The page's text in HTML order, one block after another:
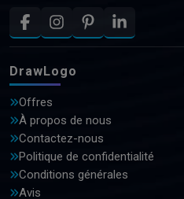
DrawLogo
Offres
À propos de nous
Contactez-nous
Politique de confidentialité
Conditions générales
Avis